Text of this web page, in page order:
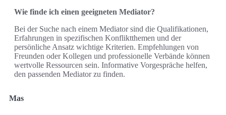
Wie finde ich einen geeigneten Mediator?
Bei der Suche nach einem Mediator sind die Qualifikationen,
Erfahrungen in spezifischen Konfliktthemen und der
persönliche Ansatz wichtige Kriterien. Empfehlungen von
Freunden oder Kollegen und professionelle Verbände können
wertvolle Ressourcen sein. Informative Vorgespräche helfen,
den passenden Mediator zu finden.
Mas